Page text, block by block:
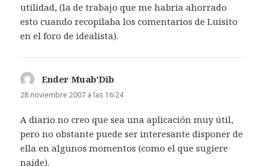
utilidad, (la de trabajo que me habria ahorrado
esto cuando recopilaba los comentarios de Luisito
en el foro de idealista).
Ender Muab'Dib
28 noviembre 2007 a las 16:24
A diario no creo que sea una aplicación muy útil,
pero no obstante puede ser interesante disponer de
ella en algunos momentos (como el que sugiere
naide).